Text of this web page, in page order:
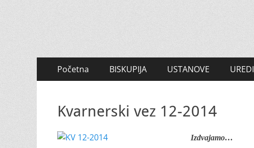
Primary
Menu
Početna BISKUPIJA USTANOVE UREDI
Kvarnerski vez 12-2014
Izdvajamo…